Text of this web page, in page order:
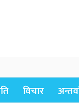
विचार